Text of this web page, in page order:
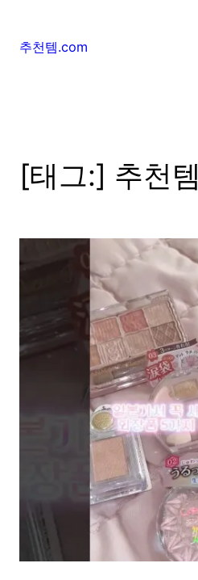
추천템.com
[태그:] 추천템